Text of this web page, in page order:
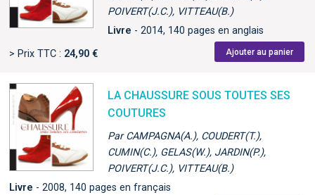
POIVERT(J.C.), VITTEAU(B.)
Livre - 2014, 140 pages en anglais
> Prix TTC : 24,90 € Ajouter au panier
LA CHAUSSURE SOUS TOUTES SES
COUTURES
Par CAMPAGNA(A.), COUDERT(T.),
CUMIN(C.), GELAS(W.), JARDIN(P.),
POIVERT(J.C.), VITTEAU(B.)
Livre - 2008, 140 pages en français